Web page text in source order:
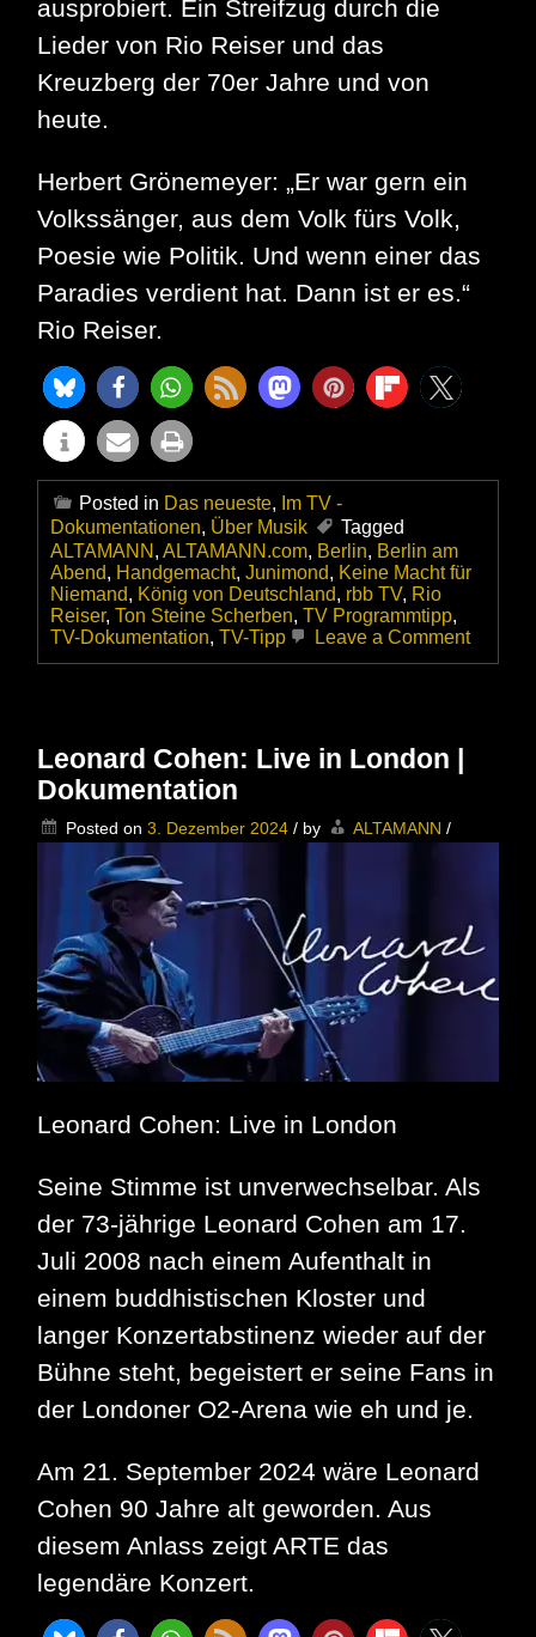
ausprobiert. Ein Streifzug durch die
Lieder von Rio Reiser und das
Kreuzberg der 70er Jahre und von
heute.
Herbert Grönemeyer: „Er war gern ein
Volkssänger, aus dem Volk fürs Volk,
Poesie wie Politik. Und wenn einer das
Paradies verdient hat. Dann ist er es.“
Rio Reiser.
Posted in Das neueste, Im TV -
Dokumentationen, Über Musik
Tagged
ALTAMANN , ALTAMANN.com, Berlin, Berlin am
Abend, Handgemacht, Junimond, Keine Macht für
Niemand, König von Deutschland, rbb TV, Rio
Reiser, Ton Steine Scherben, TV Programmtipp,
TV-Dokumentation, TV-Tipp Leave a Commenton
Heute
21:00
Uhr
Leonard Cohen: Live in London |
Dokumentation
Posted on 3. Dezember 2024 / by ALTAMANN /
Leonard Cohen: Live in London
Seine Stimme ist unverwechselbar. Als
der 73-jährige Leonard Cohen am 17.
Juli 2008 nach einem Aufenthalt in
einem buddhistischen Kloster und
langer Konzertabstinenz wieder auf der
Bühne steht, begeistert er seine Fans in
der Londoner O2-Arena wie eh und je.
Am 21. September 2024 wäre Leonard
Cohen 90 Jahre alt geworden. Aus
diesem Anlass zeigt ARTE das
legendäre Konzert.